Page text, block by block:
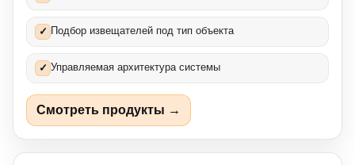
✓ Подбор извещателей под тип объекта
✓ Управляемая архитектура системы
Смотреть продукты →